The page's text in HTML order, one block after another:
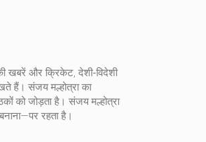
खबरें और क्रिकेट, देशी‑विदेशी
हैं। संजय मल्होत्रा का
को जोड़ता है। संजय मल्होत्रा
रहता है।